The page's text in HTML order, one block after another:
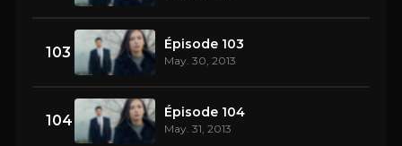
103 Épisode 103
May. 30, 2013
104 Épisode 104
May. 31, 2013